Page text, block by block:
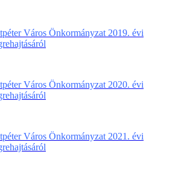
Város Önkormányzat 2019. évi
Város Önkormányzat 2020. évi
Város Önkormányzat 2021. évi